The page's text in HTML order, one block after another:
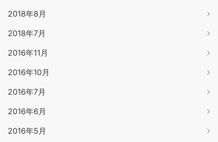
2018年8月
2018年7月
2016年11月
2016年10月
2016年7月
2016年6月
2016年5月